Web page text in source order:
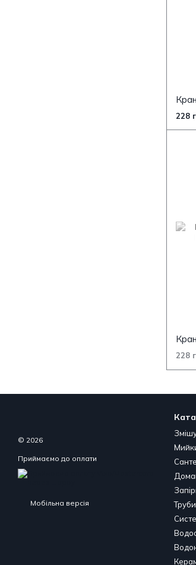
228
228
© 2026
Приймаємо до оплати
Мобільна версія